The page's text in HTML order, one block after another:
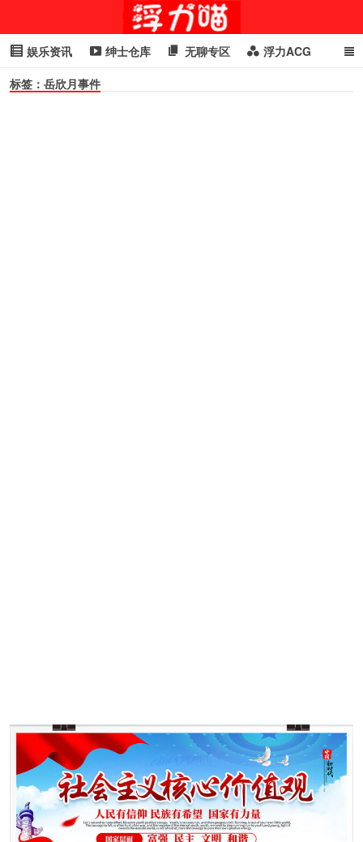
娱乐资讯 绅士仓库 无聊专区 浮力ACG
浮力GIF 明星头条
标签：岳欣月事件